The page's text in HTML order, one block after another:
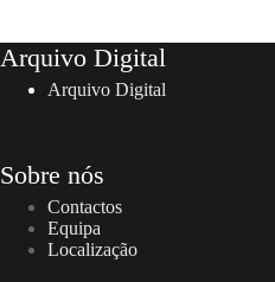
Arquivo Digital
Arquivo Digital
Sobre nós
Contactos
Equipa
Localização